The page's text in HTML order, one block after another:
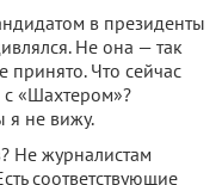
в президенты
Не она — так
принято. Что сейчас
с «Шахтером»?
я не вижу.
Не журналистам
соответствующие